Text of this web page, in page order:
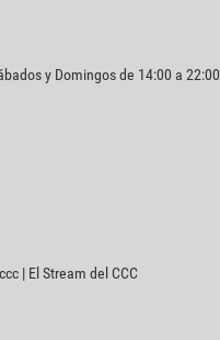
y Domingos de 14:00 a 22:00
| El Stream del CCC